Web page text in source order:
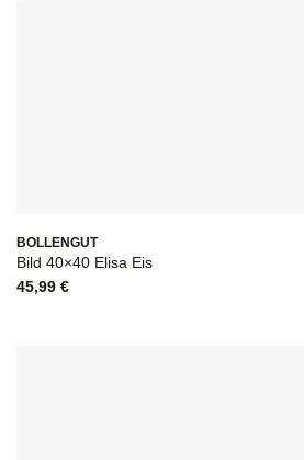
BOLLENGUT
Bild 40×40 Elisa Eis
45,99 €